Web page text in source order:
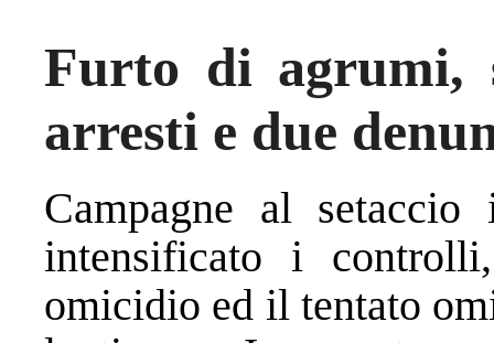
Furto di agrumi,
arresti e due
Campagne al
intensificato i
omicidio ed il tentato